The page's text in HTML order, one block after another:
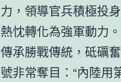
力，領導官兵積極投
熱忱轉化為強軍動力。
傳承勝戰傳統，砥礪
號非常奪目：“內陸用